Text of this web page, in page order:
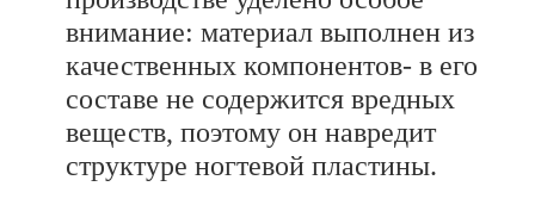
внимание: материал выполнен из
качественных компонентов- в его
составе не содержится вредных
веществ, поэтому он навредит
структуре ногтевой пластины.